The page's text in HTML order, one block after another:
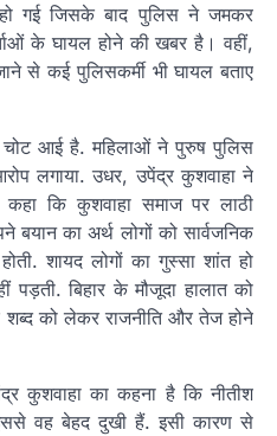
गई जिसके बाद पुलिस ने जमकर
के घायल होने की खबर है। वहीं,
से कई पुलिसकर्मी भी घायल बताए
आई है. महिलाओं ने पुरुष पुलिस
लगाया. उधर, उपेंद्र कुशवाहा ने
कि कुशवाहा समाज पर लाठी
का अर्थ लोगों को सार्वजनिक
शायद लोगों का गुस्सा शांत हो
बिहार के मौजूदा हालात को
को लेकर राजनीति और तेज होने
कुशवाहा का कहना है कि नीतीश
वह बेहद दुखी हैं. इसी कारण से